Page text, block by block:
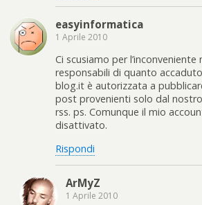
easyinformatica
1 Aprile 2010
Ci scusiamo per
responsabili di quanto
blog.it è autorizzata a
post provenienti solo dal
rss. ps. Comunque il mio
disattivato.
Rispondi
ArMyZ
1 Aprile 2010